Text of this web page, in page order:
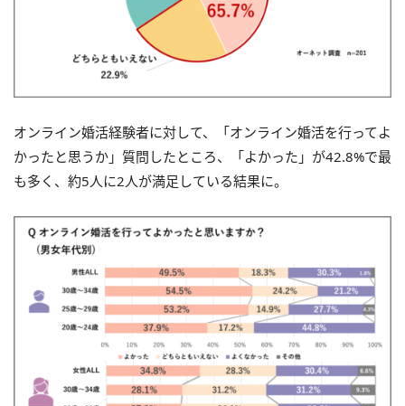
オンライン婚活経験者に対して、「オンライン婚活を行ってよ
かったと思うか」質問したところ、「よかった」が42.8%で最
も多く、約5人に2人が満足している結果に。